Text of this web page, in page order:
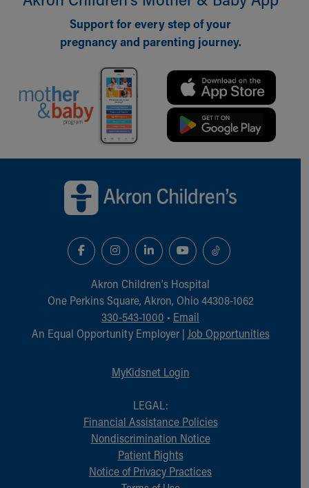
Support for every step of your
pregnancy and parenting journey.
Akron Children‘s Hospital
One Perkins Square, Akron, Ohio 44308-1062
330-543-1000 • Email
An Equal Opportunity Employer | Job Opportunities
MyKidsnet Login
LEGAL:
Financial Assistance Policies
Nondiscrimination Notice
Patient Rights
Notice of Privacy Practices